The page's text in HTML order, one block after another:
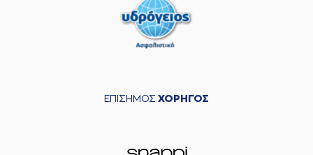
ΕΠΙΣΗΜΟΣ ΧΟΡΗΓΟΣ